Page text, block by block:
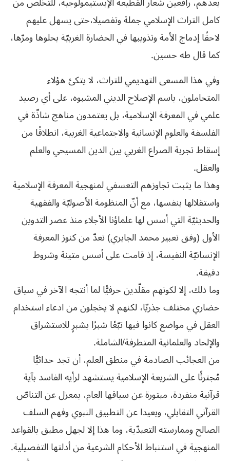
كامل التراث الإسلامي جملة وتفصيلا،حتى يسهل عليهم
لاحقًا إدماج الأمة وتذويبها في الحضارة الغربيّة بحلوها ومرّها،
كما قال طه حسين.
وفي هذا المسعى التهديمي للتراث، لا يتكئ هؤلاء
المتحاملون، باسم الإصلاح الديني المشبوه، على أي رصيد
علمي في المعرفة الإسلامية، بل يعتمدون مناهج شاذّة في
الفلسفة والعلوم الإنسانية والاجتماعية الغربية، انطلاقًا من
إسقاط تجربة الصراع الغربي بين الدين المسيحي والعلم
والعقل.
وهذا ما يثبت تجاوزهم التعسفي لمنهجية المعرفة الإسلامية
واستقلالها بنفسها، مع أنّ المنظومة الأصوليّة والفقهية
والحديثيّة التي أسس لها علماؤنا الأجلاء منذ عصر التدوين
الأول (وفق تعبير محمد الجابري) تعدّ من كنوز المعرفة
الإنسانيّة النفيسة، إذ قامت على أسس متينة وشروط
دقيقة.
وما ذلك، إلا لكونهم مقلّدين حرفيًّا لما أنتجه الآخر في سياق
حضاري مختلف جذريّا، لكنهم لا يخجلون من ادعاء استخدام
العقل في مواضع كانوا فيها تبّعًا شبرًا بشبرٍ للاستشراق
والإلحاد والعلمانية المتطرفة/الشاملة.
من العجائب الصادمة في منطق العلم، أن تجد حداثيًّا
مُجترئًا على الشريعة الإسلامية يستشهد لرأيه الفاسد بآية
قرآنية منفردة، مبتورة عن سياقها العام، بمعزل عن التناصّ
القرآني التقابلي، وبعيدا عن التطبيق النبوي وفهم السلف
الصالح وممارسته التعبدّية، وما هذا إلا لجهل مطبق بالقواعد
المنهجية في استنباط الأحكام الشرعية من أدلتها التفصيلية.